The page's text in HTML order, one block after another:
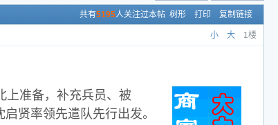
共有5195人关注过本帖 树形 打印 复制链接
小 大 1楼
上准备，补充兵员、被
贤率领先遣队先行出发。